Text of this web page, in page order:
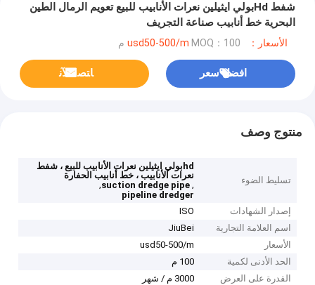
شفط Hdبولي ايثيلين نعرات الأنابيب للبيع تعويم الرمال الطين
البحرية خط أنابيب صناعة التجريف
الأسعار：usd50-500/m MOQ：100 م
افضل سعر ﺎﺘﺼﻟ ﺍﻶﻧ
منتوج وصف
تسليط الضوء
hdبولي ايثيلين نعرات الأنابيب للبيع ، شفط
نعرات الأنابيب ، خط أنابيب الحفارة
,
suction dredge pipe
,
pipeline dredger
إصدار الشهادات
ISO
اسم العلامة التجارية
JiuBei
الأسعار
usd50-500/m
الحد الأدنى لكمية
100 م
القدرة على العرض
3000 م / شهر